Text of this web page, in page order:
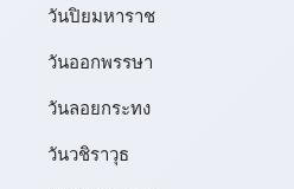
วันปิยมหาราช
วันออกพรรษา
วันลอยกระทง
วันวชิราวุธ